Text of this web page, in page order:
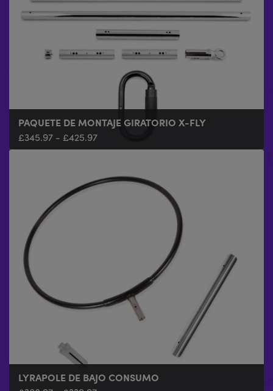
PAQUETE DE MONTAJE GIRATORIO X-FLY
£345.97 - £425.97
LYRAPOLE DE BAJO CONSUMO